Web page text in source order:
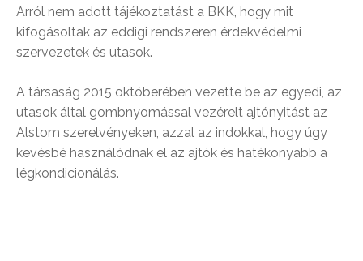
Arról nem adott tájékoztatást a BKK, hogy mit
kifogásoltak az eddigi rendszeren érdekvédelmi
szervezetek és utasok.
A társaság 2015 októberében vezette be az egyedi, az
utasok által gombnyomással vezérelt ajtónyitást az
Alstom szerelvényeken, azzal az indokkal, hogy úgy
kevésbé használódnak el az ajtók és hatékonyabb a
légkondicionálás.